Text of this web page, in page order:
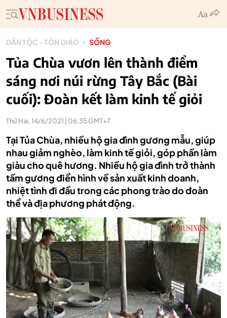
DÂN TỘC - TÔN GIÁO SỐNG
Tủa Chùa vươn lên thành điểm
sáng nơi núi rừng Tây Bắc (Bài
cuối): Đoàn kết làm kinh tế giỏi
Thứ Hai, 14/6/2021 | 06:35 GMT+7
Tại Tủa Chùa, nhiều hộ gia đình gương mẫu, giúp
nhau giảm nghèo, làm kinh tế giỏi, góp phần làm
giàu cho quê hương. Nhiều hộ gia đình trở thành
tấm gương điển hình về sản xuất kinh doanh,
nhiệt tình đi đầu trong các phong trào do đoàn
thể và địa phương phát động.